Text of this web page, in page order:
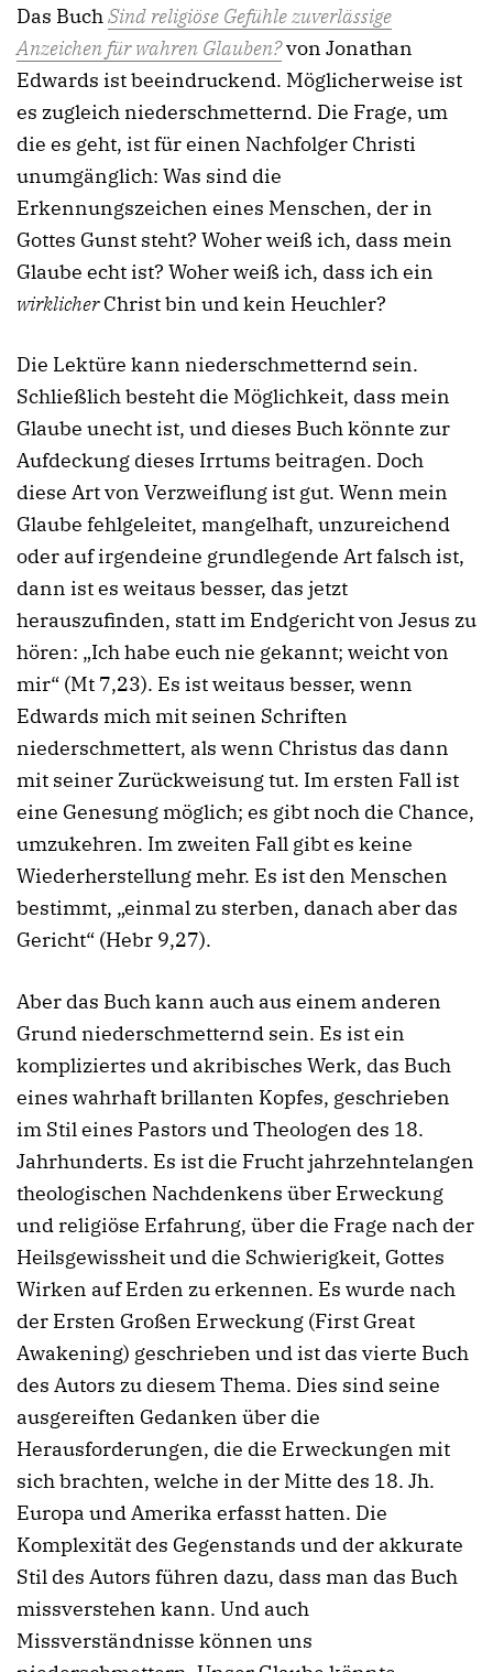
Das BuchSind religiöse Gefühle zuverlässige
Anzeichen für wahren Glauben?von Jonathan
Edwards ist beeindruckend. Möglicherweise ist
es zugleich niederschmetternd. Die Frage, um
die es geht, ist für einen Nachfolger Christi
unumgänglich: Was sind die
Erkennungszeichen eines Menschen, der in
Gottes Gunst steht? Woher weiß ich, dass mein
Glaube echt ist? Woher weiß ich, dass ich ein
wirklicherChrist bin und kein Heuchler?
Die Lektüre kann niederschmetternd sein.
Schließlich besteht die Möglichkeit, dass mein
Glaube unecht ist, und dieses Buch könnte zur
Aufdeckung dieses Irrtums beitragen. Doch
diese Art von Verzweiflung ist gut. Wenn mein
Glaube fehlgeleitet, mangelhaft, unzureichend
oder auf irgendeine grundlegende Art falsch ist,
dann ist es weitaus besser, das jetzt
herauszufinden, statt im Endgericht von Jesus zu
hören: „Ich habe euch nie gekannt; weicht von
mir“ (Mt 7,23). Es ist weitaus besser, wenn
Edwards mich mit seinen Schriften
niederschmettert, als wenn Christus das dann
mit seiner Zurückweisung tut. Im ersten Fall ist
eine Genesung möglich; es gibt noch die Chance,
umzukehren. Im zweiten Fall gibt es keine
Wiederherstellung mehr. Es ist den Menschen
bestimmt, „einmal zu sterben, danach aber das
Gericht“ (Hebr 9,27).
Aber das Buch kann auch aus einem anderen
Grund niederschmetternd sein. Es ist ein
kompliziertes und akribisches Werk, das Buch
eines wahrhaft brillanten Kopfes, geschrieben
im Stil eines Pastors und Theologen des 18.
Jahrhunderts. Es ist die Frucht jahrzehntelangen
theologischen Nachdenkens über Erweckung
und religiöse Erfahrung, über die Frage nach der
Heilsgewissheit und die Schwierigkeit, Gottes
Wirken auf Erden zu erkennen. Es wurde nach
der Ersten Großen Erweckung (First Great
Awakening) geschrieben und ist das vierte Buch
des Autors zu diesem Thema. Dies sind seine
ausgereiften Gedanken über die
Herausforderungen, die die Erweckungen mit
sich brachten, welche in der Mitte des 18. Jh.
Europa und Amerika erfasst hatten. Die
Komplexität des Gegenstands und der akkurate
Stil des Autors führen dazu, dass man das Buch
missverstehen kann. Und auch
Missverständnisse können uns